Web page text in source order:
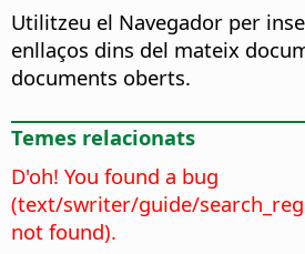
Utilitzeu el Navegador per
enllaços dins del mateix
documents oberts.
Temes relacionats
D'oh! You found a bug
(text/swriter/guide/
not found).